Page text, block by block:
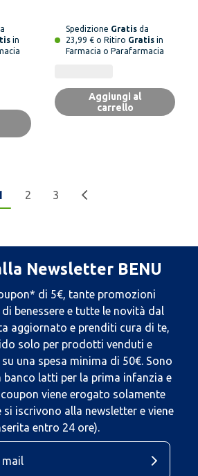
in
Spedizione Gratis da
23,99 € o Ritiro Gratis in
Farmacia o Parafarmacia
Aggiungi al
carrello
2 3
Newsletter BENU
di 5€, tante promozioni
benessere e tutte le novità dal
aggiornato e prenditi cura di te,
solo per prodotti venduti e
una spesa minima di 50€. Sono
banco latti per la prima infanzia e
viene erogato solamente
si iscrivono alla newsletter e viene
entro 24 ore).